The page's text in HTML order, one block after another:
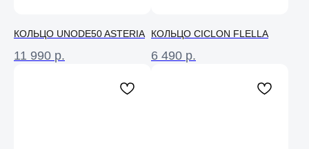
КОЛЬЦО UNODE50 ASTERIA
11 990 р.
КОЛЬЦО CICLON FLELLA
6 490 р.